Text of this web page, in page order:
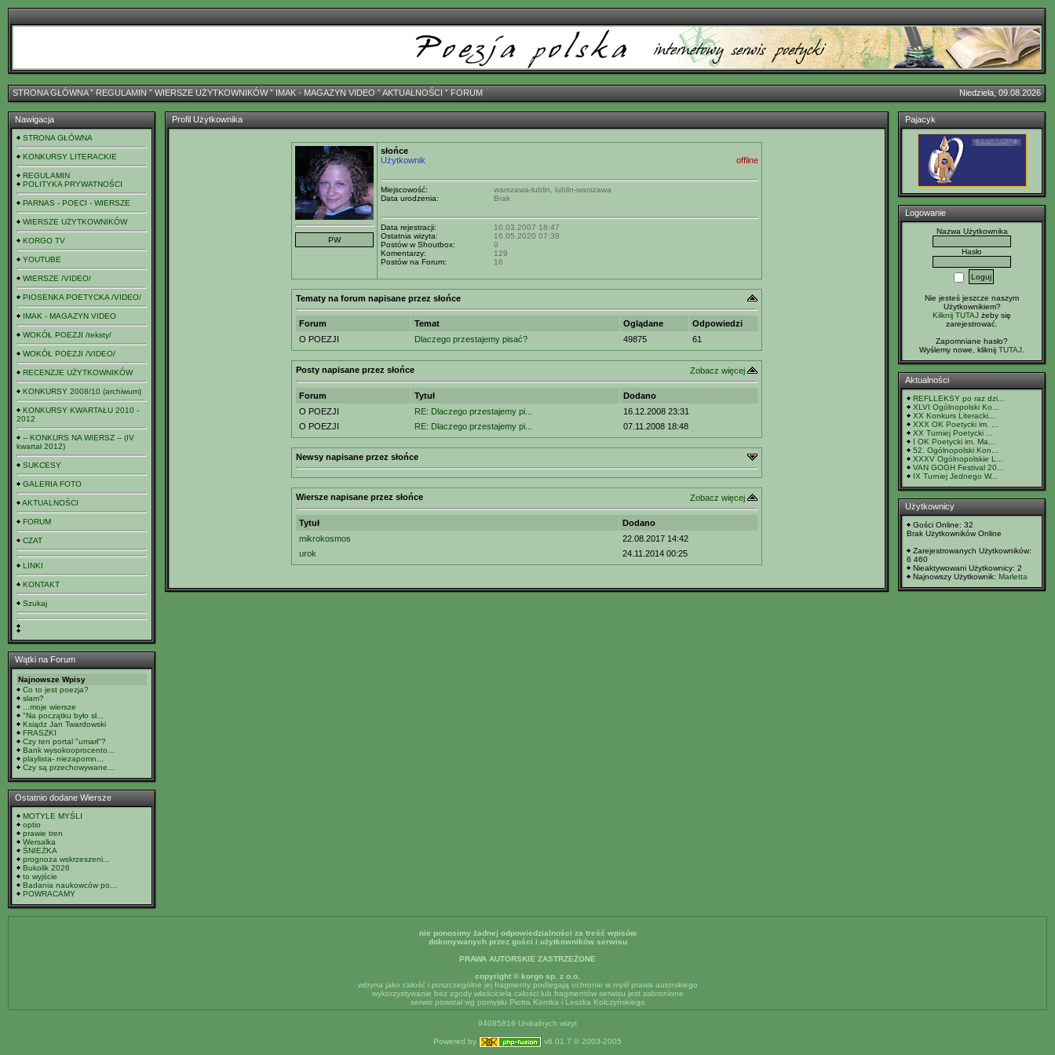
STRONA GŁÓWNAˇ REGULAMIN ˇ WIERSZE UŻYTKOWNIKÓWˇ IMAK - MAGAZYN VIDEO ˇAKTUALNOŚCI ˇ FORUM Niedziela, 09.08.2026
Nawigacja
STRONA GŁÓWNA
KONKURSY LITERACKIE
REGULAMIN
POLITYKA PRYWATNOŚCI
PARNAS - POECI - WIERSZE
WIERSZE UŻYTKOWNIKÓW
KORGO TV
YOUTUBE
WIERSZE /VIDEO/
PIOSENKA POETYCKA /VIDEO/
IMAK - MAGAZYN VIDEO
WOKÓŁ POEZJI /teksty/
WOKÓŁ POEZJI /VIDEO/
RECENZJE UŻYTKOWNIKÓW
KONKURSY 2008/10 (archiwum)
KONKURSY KWARTAŁU 2010 -
2012
-- KONKURS NA WIERSZ -- (IV
kwartał 2012)
SUKCESY
GALERIA FOTO
AKTUALNOŚCI
FORUM
CZAT
LINKI
KONTAKT
Szukaj
Wątki na Forum
Najnowsze Wpisy
Co to jest poezja?
slam?
...moje wiersze
"Na początku było sł...
Ksiądz Jan Twardowski
FRASZKI
Czy ten portal "umarł"?
Bank wysokooprocento...
playlista- niezapomn...
Czy są przechowywane...
Ostatnio dodane Wiersze
MOTYLE MYŚLI
optio
prawie tren
Wersalka
ŚNIEŻKA
prognoza wskrzeszeni...
Bukolik 2026
to wyjście
Badania naukowców po...
POWRACAMY
Profil Użytkownika
słońce
Użytkownik
offline
Miejscowość:
warszawa-lublin, lublin-warszawa
Data urodzenia:
Brak
Data rejestracji:
10.03.2007 18:47
Ostatnia wizyta:
16.05.2020 07:39
Postów w Shoutbox:
0
Komentarzy:
129
Postów na Forum:
16
Tematy na forum napisane przez słońce
Forum Temat Oglądane
Odpowiedzi
O POEZJI
Dlaczego przestajemy pisać? 49875 61
Posty napisane przez słońce Zobacz więcej
Forum Tytuł
Dodano
O POEZJI
RE: Dlaczego przestajemy pi...
16.12.2008 23:31
O POEZJI
RE: Dlaczego przestajemy pi... 07.11.2008 18:48
Newsy napisane przez słońce
Wiersze napisane przez słońce Zobacz więcej
Tytuł
Dodano
mikrokosmos
22.08.2017 14:42
urok
24.11.2014 00:25
Pajacyk
Logowanie
Nazwa Użytkownika
Hasło
Nie jesteś jeszcze naszym
Użytkownikiem?
Kilknij TUTAJ żeby się
zarejestrować.
Zapomniane hasło?
Wyślemy nowe, kliknij TUTAJ
Aktualności
REFLLEKSY po raz dzi...
XLVI Ogólnopolski Ko...
XX Konkurs Literacki...
XXX OK Poetycki im. ...
XX Turniej Poetycki ...
I OK Poetycki im. Ma...
52. Ogólnopolski Kon...
XXXV Ogólnopolskie L...
VAN GOGH Festival 20...
IX Turniej Jednego W...
Użytkownicy
Gości Online: 32
Brak Użytkowników Online
Zarejestrowanych Użytkowników:
6 460
Nieaktywowani Użytkownicy: 2
Najnowszy Użytkownik: Marletta
nie ponosimy żadnej odpowiedzialności za treść wpisów
dokonywanych przez gości i użytkowników serwisu
PRAWA AUTORSKIE ZASTRZEŻONE
copyright © korgo sp. z o.o.
witryna jako całość i poszczególne jej fragmenty podlegają ochronie w myśl prawa autorskiego
wykorzystywanie bez zgody właściciela całości lub fragmentów serwisu jest zabronione
serwis powstał wg pomysłu Piotra Kontka i Leszka Kolczyńskiego
94085816 Unikalnych wizyt
Powered by v6.01.7 © 2003-2005